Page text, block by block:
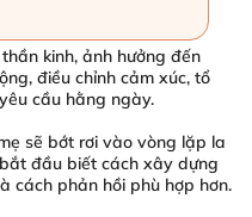
kinh, ảnh hưởng đến
điều chỉnh cảm xúc, tổ
cầu hằng ngày.
sẽ bớt rơi vào vòng lặp la
đầu biết cách xây dựng
cách phản hồi phù hợp hơn.